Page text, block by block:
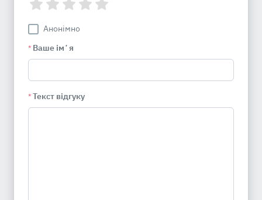
Анонімно
* Ваше імʼя
* Текст відгуку